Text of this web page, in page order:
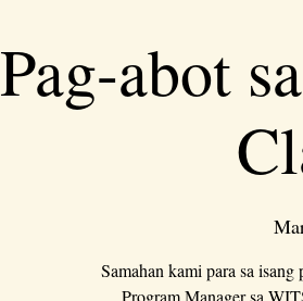
Pag-abot
Samahan kami para sa
Program Manager sa